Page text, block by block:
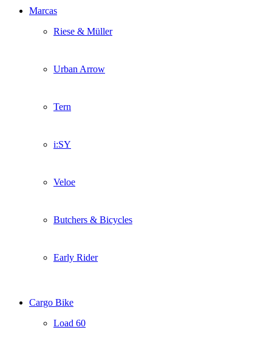
Marcas
Riese & Müller
Urban Arrow
Tern
i:SY
Veloe
Butchers & Bicycles
Early Rider
Cargo Bike
Load 60